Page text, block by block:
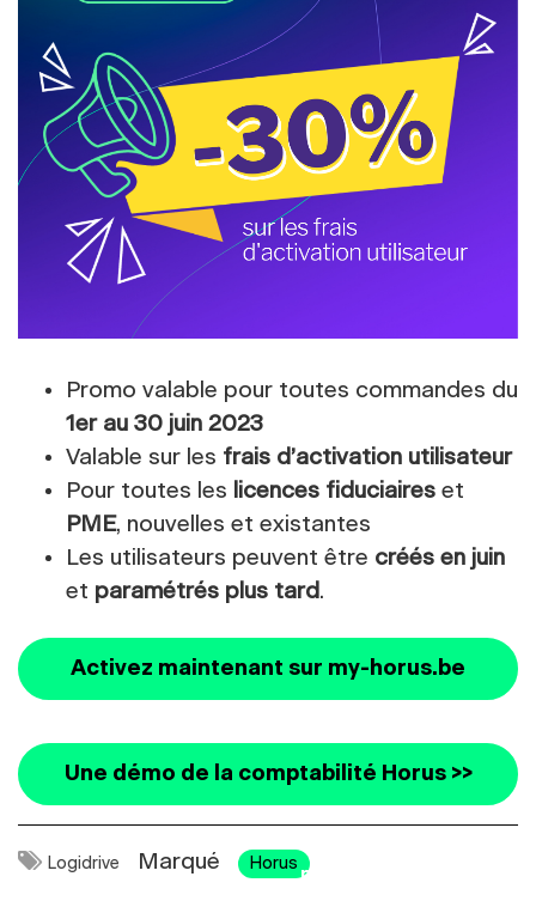
Promo valable pour toutes commandes du
1er au 30 juin 2023
Valable sur les frais d’activation utilisateur
Pour toutes les licences fiduciaires et
PME, nouvelles et existantes
Les utilisateurs peuvent être créés en juin
et paramétrés plus tard .
Activez maintenant sur my-horus.be
Une démo de la comptabilité Horus >>
Logidrive Marqué Horus
p